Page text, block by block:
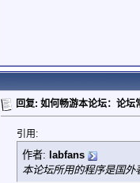
回复: 如何畅游本论坛：论坛
引用:
作者: labfans
本论坛所用的程序是国